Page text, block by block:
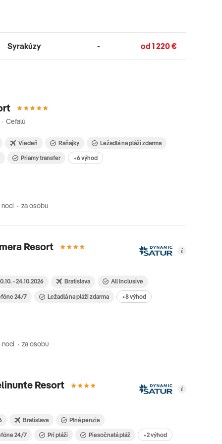
Syrakúzy - od 1 220 €
Cefalú
Viedeň Raňajky
Ležadlá na pláži zdarma
Priamy transfer +6 výhod
nocí za osobu
Resort
- 24.10.2026 Bratislava All Inclusive
24/7 Ležadlá na pláži zdarma +8 výhod
nocí za osobu
Resort
Bratislava
Plná penzia
24/7
Pri pláži Piesočnatá pláž +2 výhod